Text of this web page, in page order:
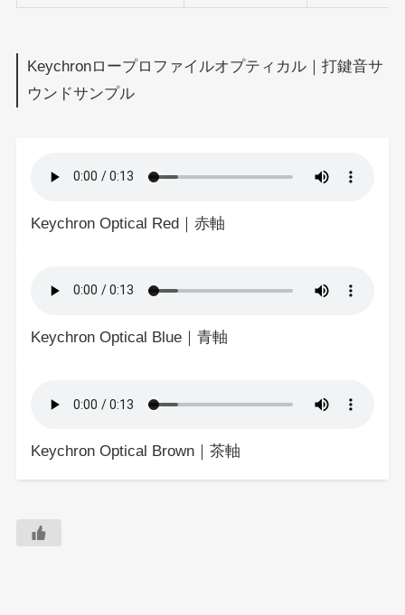
Keychronロープロファイルオプティカル｜打鍵音サ
ウンドサンプル
Keychron Optical Red｜赤軸
Keychron Optical Blue｜青軸
Keychron Optical Brown｜茶軸